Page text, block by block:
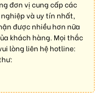
đơn vị cung cấp các
và uy tín nhất,
được nhiều hơn nữa
khách hàng. Mọi thắc
lòng liên hệ hotline: